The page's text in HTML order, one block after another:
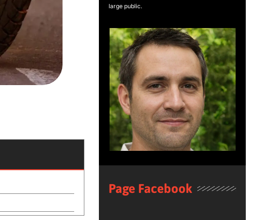
large public.
Page Facebook